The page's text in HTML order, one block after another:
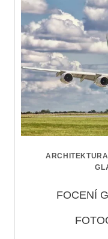
ARCHITEKTURA
FOCENÍ